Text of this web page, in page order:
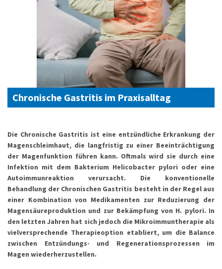
Chronische Gastritis im Praxisalltag
Die Chronische Gastritis ist eine entzündliche Erkrankung der
Magenschleimhaut, die langfristig zu einer Beeinträchtigung
der Magenfunktion führen kann. Oftmals wird sie durch eine
Infektion mit dem Bakterium Helicobacter pylori oder eine
Autoimmunreaktion verursacht. Die konventionelle
Behandlung der Chronischen Gastritis besteht in der Regel aus
einer Kombination von Medikamenten zur Reduzierung der
Magensäureproduktion und zur Bekämpfung von H. pylori. In
den letzten Jahren hat sich jedoch die Mikroimmuntherapie als
vielversprechende Therapieoption etabliert, um die Balance
zwischen Entzündungs- und Regenerationsprozessen im
Magen wiederherzustellen.